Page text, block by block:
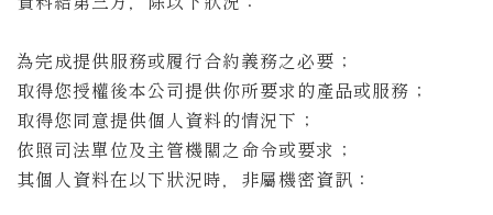
為完成提供服務或履行合約義務之必要；
取得您授權後本公司提供你所要求的產品或服務；
取得您同意提供個人資料的情況下；
依照司法單位及主管機關之命令或要求；
其個人資料在以下狀況時，非屬機密資訊：